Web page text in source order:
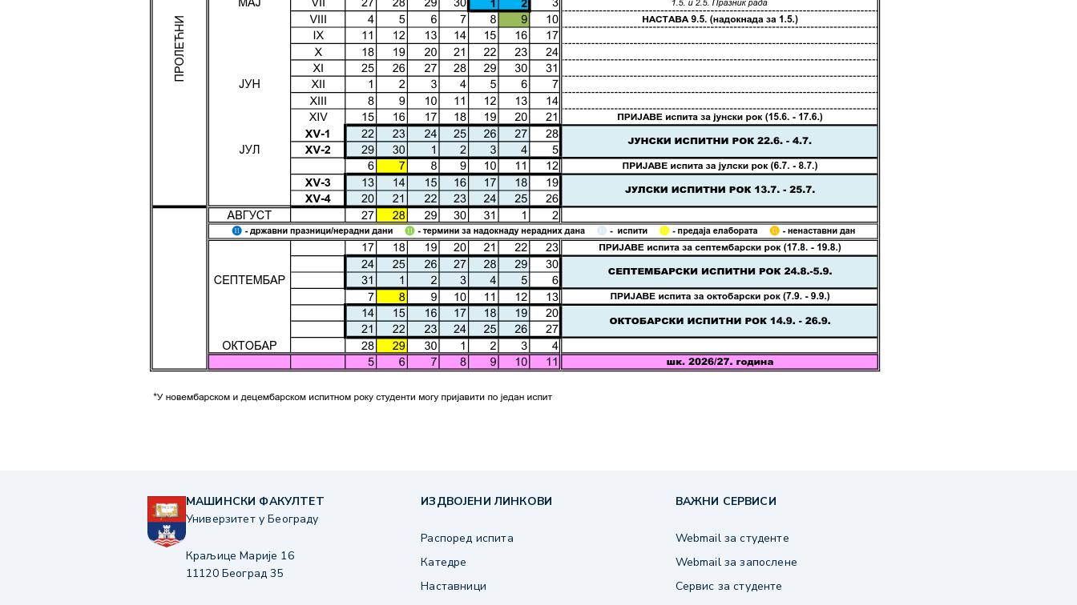
МАШИНСКИ ФАКУЛТЕТ
Универзитет у Београду
Краљице Марије 16
11120 Београд 35
ИЗДВОЈЕНИ ЛИНКОВИ
Распоред испита
Катедре
Наставници
ВАЖНИ СЕРВИСИ
Webmail за студенте
Webmail за запослене
Сервис за студенте